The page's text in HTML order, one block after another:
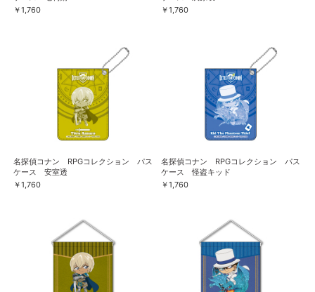
￥1,760
￥1,760
名探偵コナン RPGコレクション パス
ケース 安室透
￥1,760
名探偵コナン RPGコレクション パス
ケース 怪盗キッド
￥1,760